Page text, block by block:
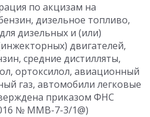
по акцизам на
дизельное топливо,
дизельных и (или)
двигателей,
средние дистилляты,
ортоксилол, авиационный
газ, автомобили легковые
приказом ФНС
№ ММВ-7-3/1@)